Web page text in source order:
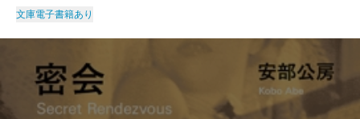
文庫電子書籍あり